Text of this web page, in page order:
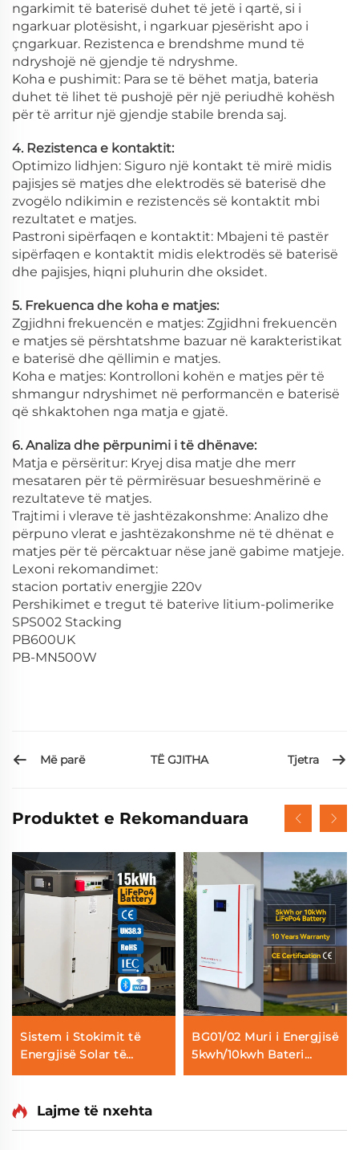
ngarkimit të baterisë duhet të jetë i qartë, si i
ngarkuar plotësisht, i ngarkuar pjesërisht apo i
çngarkuar. Rezistenca e brendshme mund të
ndryshojë në gjendje të ndryshme.
Koha e pushimit: Para se të bëhet matja, bateria
duhet të lihet të pushojë për një periudhë kohësh
për të arritur një gjendje stabile brenda saj.
4. Rezistenca e kontaktit:
Optimizo lidhjen: Siguro një kontakt të mirë midis
pajisjes së matjes dhe elektrodës së baterisë dhe
zvogëlo ndikimin e rezistencës së kontaktit mbi
rezultatet e matjes.
Pastroni sipërfaqen e kontaktit: Mbajeni të pastër
sipërfaqen e kontaktit midis elektrodës së baterisë
dhe pajisjes, hiqni pluhurin dhe oksidet.
5. Frekuenca dhe koha e matjes:
Zgjidhni frekuencën e matjes: Zgjidhni frekuencën
e matjes së përshtatshme bazuar në karakteristikat
e baterisë dhe qëllimin e matjes.
Koha e matjes: Kontrolloni kohën e matjes për të
shmangur ndryshimet në performancën e baterisë
që shkaktohen nga matja e gjatë.
6. Analiza dhe përpunimi i të dhënave:
Matja e përsëritur: Kryej disa matje dhe merr
mesataren për të përmirësuar besueshmërinë e
rezultateve të matjes.
Trajtimi i vlerave të jashtëzakonshme: Analizo dhe
përpuno vlerat e jashtëzakonshme në të dhënat e
matjes për të përcaktuar nëse janë gabime matjeje.
Lexoni rekomandimet:
stacion portativ energjie 220v
Pershikimet e tregut të baterive litium-polimerike
SPS002 Stacking
PB600UK
PB-MN500W
Më parë TË GJITHA Tjetra
Produktet e Rekomanduara
Sistem i Stokimit të
Energjisë Solar të
Shtëpisë me Bateri
15kwh 300ah me
BG01/02 Muri i Energjisë
5kwh/10kwh Bateri
Lifepo4 Solare
Lajme të nxehta